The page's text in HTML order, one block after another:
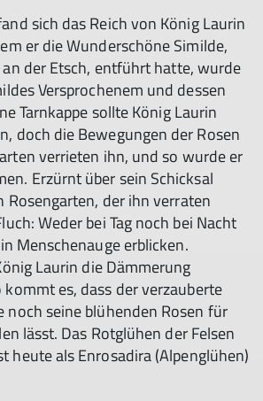
sich das Reich von König Laurin
er die Wunderschöne Similde,
an der Etsch, entführt hatte, wurde
Versprochenem und dessen
Tarnkappe sollte König Laurin
doch die Bewegungen der Rosen
verrieten ihn, und so wurde er
Erzürnt über sein Schicksal
Rosengarten, der ihn verraten
Weder bei Tag noch bei Nacht
Menschenauge erblicken.
Laurin die Dämmerung
es, dass der verzauberte
noch seine blühenden Rosen für
lässt. Das Rotglühen der Felsen
heute als Enrosadira (Alpenglühen)